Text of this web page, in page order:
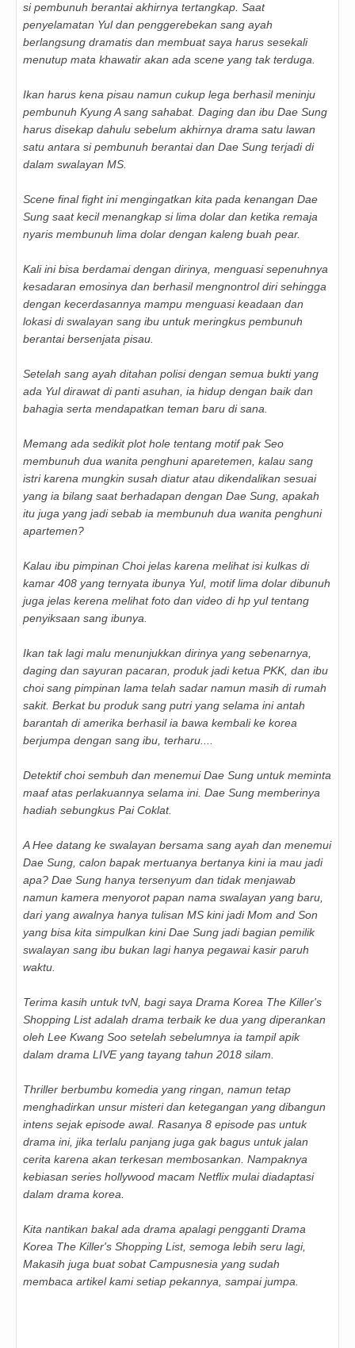
si pembunuh berantai akhirnya tertangkap. Saat
penyelamatan Yul dan penggerebekan sang ayah
berlangsung dramatis dan membuat saya harus sesekali
menutup mata khawatir akan ada scene yang tak terduga.
Ikan harus kena pisau namun cukup lega berhasil meninju
pembunuh Kyung A sang sahabat. Daging dan ibu Dae Sung
harus disekap dahulu sebelum akhirnya drama satu lawan
satu antara si pembunuh berantai dan Dae Sung terjadi di
dalam swalayan MS.
Scene final fight ini mengingatkan kita pada kenangan Dae
Sung saat kecil menangkap si lima dolar dan ketika remaja
nyaris membunuh lima dolar dengan kaleng buah pear.
Kali ini bisa berdamai dengan dirinya, menguasi sepenuhnya
kesadaran emosinya dan berhasil mengnontrol diri sehingga
dengan kecerdasannya mampu menguasi keadaan dan
lokasi di swalayan sang ibu untuk meringkus pembunuh
berantai bersenjata pisau.
Setelah sang ayah ditahan polisi dengan semua bukti yang
ada Yul dirawat di panti asuhan, ia hidup dengan baik dan
bahagia serta mendapatkan teman baru di sana.
Memang ada sedikit plot hole tentang motif pak Seo
membunuh dua wanita penghuni aparetemen, kalau sang
istri karena mungkin susah diatur atau dikendalikan sesuai
yang ia bilang saat berhadapan dengan Dae Sung, apakah
itu juga yang jadi sebab ia membunuh dua wanita penghuni
apartemen?
Kalau ibu pimpinan Choi jelas karena melihat isi kulkas di
kamar 408 yang ternyata ibunya Yul, motif lima dolar dibunuh
juga jelas kerena melihat foto dan video di hp yul tentang
penyiksaan sang ibunya.
Ikan tak lagi malu menunjukkan dirinya yang sebenarnya,
daging dan sayuran pacaran, produk jadi ketua PKK, dan ibu
choi sang pimpinan lama telah sadar namun masih di rumah
sakit. Berkat bu produk sang putri yang selama ini antah
barantah di amerika berhasil ia bawa kembali ke korea
berjumpa dengan sang ibu, terharu....
Detektif choi sembuh dan menemui Dae Sung untuk meminta
maaf atas perlakuannya selama ini. Dae Sung memberinya
hadiah sebungkus Pai Coklat.
A Hee datang ke swalayan bersama sang ayah dan menemui
Dae Sung, calon bapak mertuanya bertanya kini ia mau jadi
apa? Dae Sung hanya tersenyum dan tidak menjawab
namun kamera menyorot papan nama swalayan yang baru,
dari yang awalnya hanya tulisan MS kini jadi Mom and Son
yang bisa kita simpulkan kini Dae Sung jadi bagian pemilik
swalayan sang ibu bukan lagi hanya pegawai kasir paruh
waktu.
Terima kasih untuk tvN, bagi saya Drama Korea The Killer's
Shopping List adalah drama terbaik ke dua yang diperankan
oleh Lee Kwang Soo setelah sebelumnya ia tampil apik
dalam drama LIVE yang tayang tahun 2018 silam.
Thriller berbumbu komedia yang ringan, namun tetap
menghadirkan unsur misteri dan ketegangan yang dibangun
intens sejak episode awal. Rasanya 8 episode pas untuk
drama ini, jika terlalu panjang juga gak bagus untuk jalan
cerita karena akan terkesan membosankan. Nampaknya
kebiasan series hollywood macam Netflix mulai diadaptasi
dalam drama korea.
Kita nantikan bakal ada drama apalagi pengganti Drama
Korea The Killer's Shopping List, semoga lebih seru lagi,
Makasih juga buat sobat Campusnesia yang sudah
membaca artikel kami setiap pekannya, sampai jumpa.